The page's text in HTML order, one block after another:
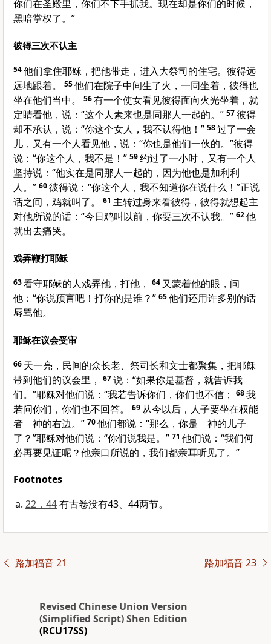
你们在圣殿里，你们不下手抓我。现在却是你们的时候，
黑暗掌权了。”
彼得三次不认主
54他们拿住耶稣，把他带走，进入大祭司的住宅。 彼得远
远地跟着。
55他们在院子中间生了火，一同坐着， 彼得也
坐在他们当中。
56有一个使女看见彼得面向火光坐着，就
定睛看他，说：“这个人素来也是同那人一起的。” 57彼得
却不承认，说：“你这个女人，我不认得他！” 58过了一会
儿，又有一个人看见他，说：“你也是他们一伙的。”彼得
说：“你这个人，我不是！” 59约过了一小时，又有一个人
坚持说：“他实在是同那人一起的，因为他也是加利利
人。” 60彼得说：“你这个人，我不知道你在说什么！”正说
话之间，鸡就叫了。
61 主转过身来看彼得 ， 彼得就想起主
对他所说的话：“今日鸡叫以前，你要三次不认我。” 62他
就出去痛哭。
戏弄鞭打耶稣
63看守耶稣的人戏弄他，打他， 64 又蒙着他的眼，问
他：“你说预言吧！打你的是谁？” 65他们还用许多别的话
辱骂他。
耶稣在议会受审
66 天一亮，民间的众长老、祭司长和文士都聚集，把耶稣
带到他们的议会里，
67说：“如果你是基督，就告诉我
们。”耶稣对他们说：“我若告诉你们，你们也不信；
68我
若问你们，你们也不回答。
69 从今以后，人子要坐在权能
者 神的右边。” 70他们都说：“那么，你是 神的儿子
了？”耶稣对他们说：“你们说我是。” 71 他们说：“我们何
必再要见证呢？他亲口所说的，我们都亲耳听见了。”
Footnotes
22．44有古卷没有43、44两节。
路加福音 21 路加福音 23
Revised Chinese Union Version
(Simplified Script) Shen Edition
(RCU17SS)